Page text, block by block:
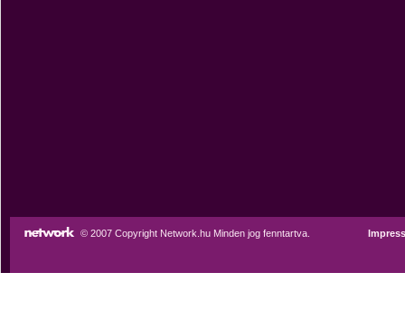
© 2007 Copyright Network.hu Minden jog fenntartva.